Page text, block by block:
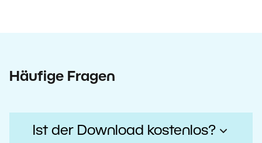
Häufige Fragen
Ist der Download kostenlos?